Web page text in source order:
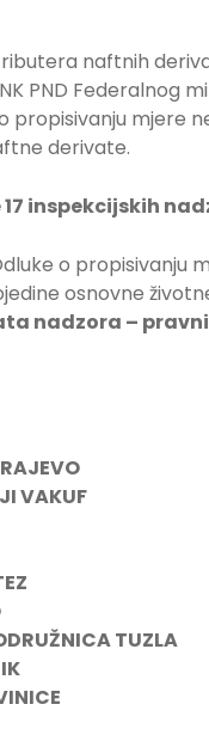
naftnih
PND Federalnog
propisivanju mjere
derivate.
inspekcijskih
o propisivanju
osnovne
nadzora –
VAKUF
TUZLA